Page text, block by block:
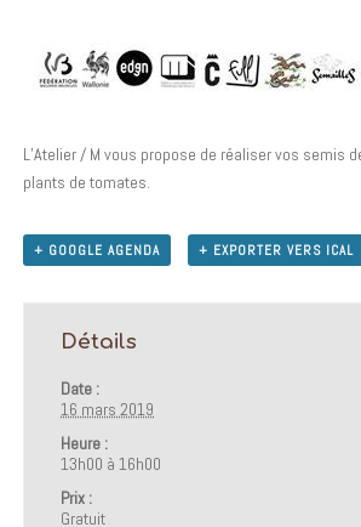
L’Atelier / M vous propose de réaliser vos semis
plants de tomates.
+ GOOGLE AGENDA + EXPORTER VERS ICAL
Détails
Date :
16 mars 2019
Heure :
13h00 à 16h00
Prix :
Gratuit